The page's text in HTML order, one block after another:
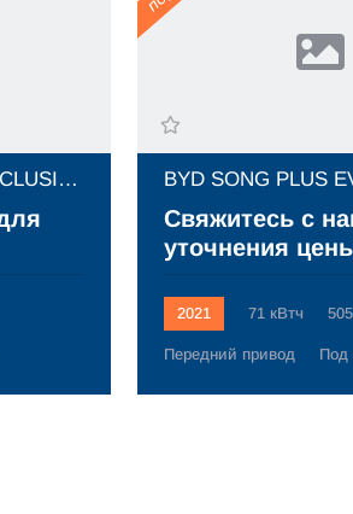
BYD SONG PLUS EV EXCLUSIVE (2021)
Свяжитесь с
уточнения
2021 71 кВтч
Передний привод Под